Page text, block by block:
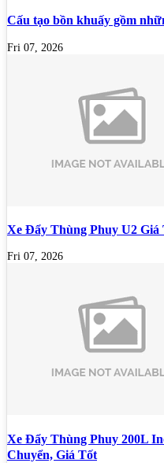
Cấu tạo bồn khuấy gồm
Fri 07, 2026
Xe Đẩy Thùng Phuy U2 Giá
Fri 07, 2026
Xe Đẩy Thùng Phuy 200L
Chuyển, Giá Tốt